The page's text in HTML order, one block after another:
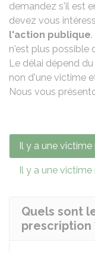
demandez s'il est
devez vous
l'action publique
n'est plus possible
Le délai dépend
non d'une victime
Nous vous
Il y a une victime
Il y a une victime
Quels sont
prescription